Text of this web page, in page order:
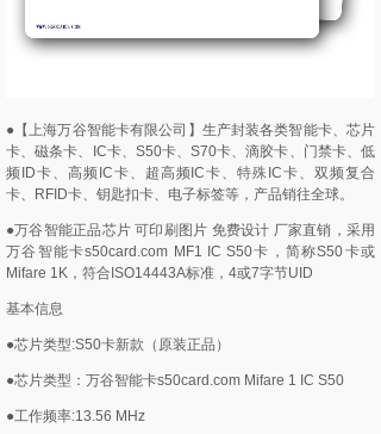
●【上海万谷智能卡有限公司】生产封装各类智能卡、芯片
卡、磁条卡、IC卡、S50卡、S70卡、滴胶卡、门禁卡、低
频ID卡、高频IC卡、超高频IC卡、特殊IC卡、双频复合
卡、RFID卡、钥匙扣卡、电子标签等，产品销往全球。
●万谷智能正品芯片 可印刷图片 免费设计 厂家直销，采用
万谷智能卡s50card.com MF1 IC S50卡，简称S50卡或
Mifare 1K，符合ISO14443A标准，4或7字节UID
基本信息
●芯片类型:S50卡新款（原装正品）
●芯片类型：万谷智能卡s50card.com Mifare 1 IC S50
●工作频率:13.56 MHz